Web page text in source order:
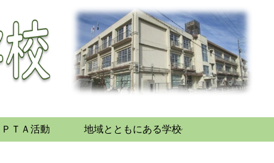
ＰＴＡ活動 地域とともにある学校